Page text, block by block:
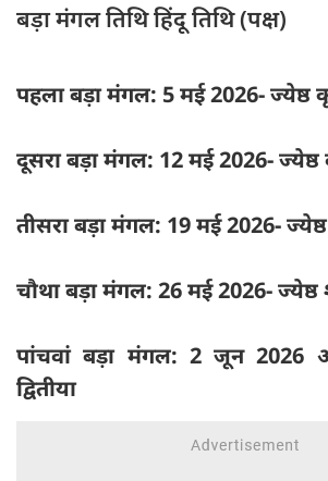
बड़ा मंगल तिथि हिंदू तिथि (पक्ष)
पहला बड़ा मंगल: 5 मई 2026- ज्येष्ठ
दूसरा बड़ा मंगल: 12 मई 2026-
तीसरा बड़ा मंगल: 19 मई 2026-
चौथा बड़ा मंगल: 26 मई 2026-
पांचवां बड़ा मंगल: 2 जून 2026
द्वितीया